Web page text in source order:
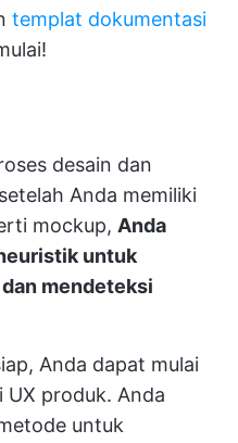
templat dokumentasi
desain dan
Anda memiliki
mockup, Anda
untuk
mendeteksi
Anda dapat mulai
UX produk. Anda
untuk